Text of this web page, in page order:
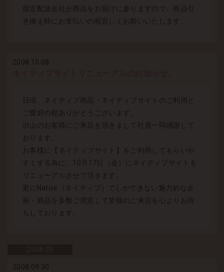
指定配送会社が商品をお届けに参りますので、商品引
き換え時にお支払いの程宜しくお願いいたします。
2008.10.08
日頃、ネイティブ商品・ネイティブサイトのご利用と
ご愛好の程ありがとうございます。
沢山のお客様にご来店を頂きまして社員一同感謝して
おります。
お客様に【ネイティブサイト】をご利用してもらいや
すくする為に、10月17日（金）にネイティブサイトを
リニューアルさせて頂きます。
更にNative（ネイティブ）でしかできない魅力的な企
画・商品を多数ご用意して皆様のご来店を心よりお待
ちしております。
2008.09.30